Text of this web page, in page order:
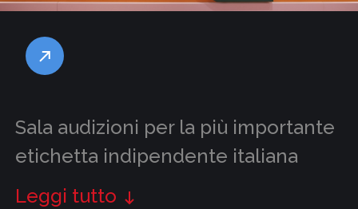
Sala audizioni per la più importante
etichetta indipendente italiana
Leggi tutto